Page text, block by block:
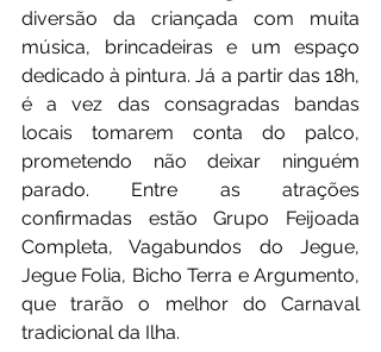
diversão da criançada com muita
música, brincadeiras e um espaço
dedicado à pintura. Já a partir das 18h,
é a vez das consagradas bandas
locais tomarem conta do palco,
prometendo não deixar ninguém
parado. Entre as atrações
confirmadas estão Grupo Feijoada
Completa, Vagabundos do Jegue,
Jegue Folia, Bicho Terra e Argumento,
que trarão o melhor do Carnaval
tradicional da Ilha.